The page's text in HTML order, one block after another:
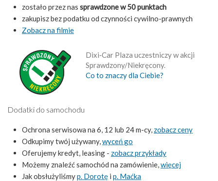
zostało przez nas sprawdzone w 50 punktach
zakupisz bez podatku od czynności cywilno-prawnych
Zobacz na filmie
Dixi‑Car Plaza uczestniczy w akcji
Sprawdzony/Niekręcony.
Co to znaczy dla Ciebie?
Dodatki do samochodu
Ochrona serwisowa na 6, 12 lub 24 m-cy, zobacz ceny
Odkupimy twój używany,wyceń go
Oferujemy kredyt, leasing - zobacz przykłady
Możemy znaleźć samochód na zamówienie,więcej
Jak obsłużyliśmyp. Dorotę i p. Maćka